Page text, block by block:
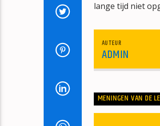
lange tijd niet
AUTEUR
ADMIN
MENINGEN VAN DE